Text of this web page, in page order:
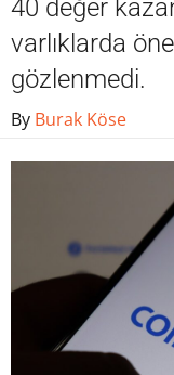
40 değer
varlıklarda
gözlenmedi.
By Burak Köse